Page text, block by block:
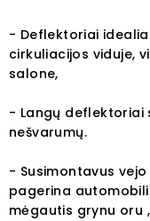
- Deflektoriai
cirkuliacijos viduje,
salone,
- Langų deflektoriai
nešvarumų.
- Susimontavus
pagerina
mėgautis grynu oru ,